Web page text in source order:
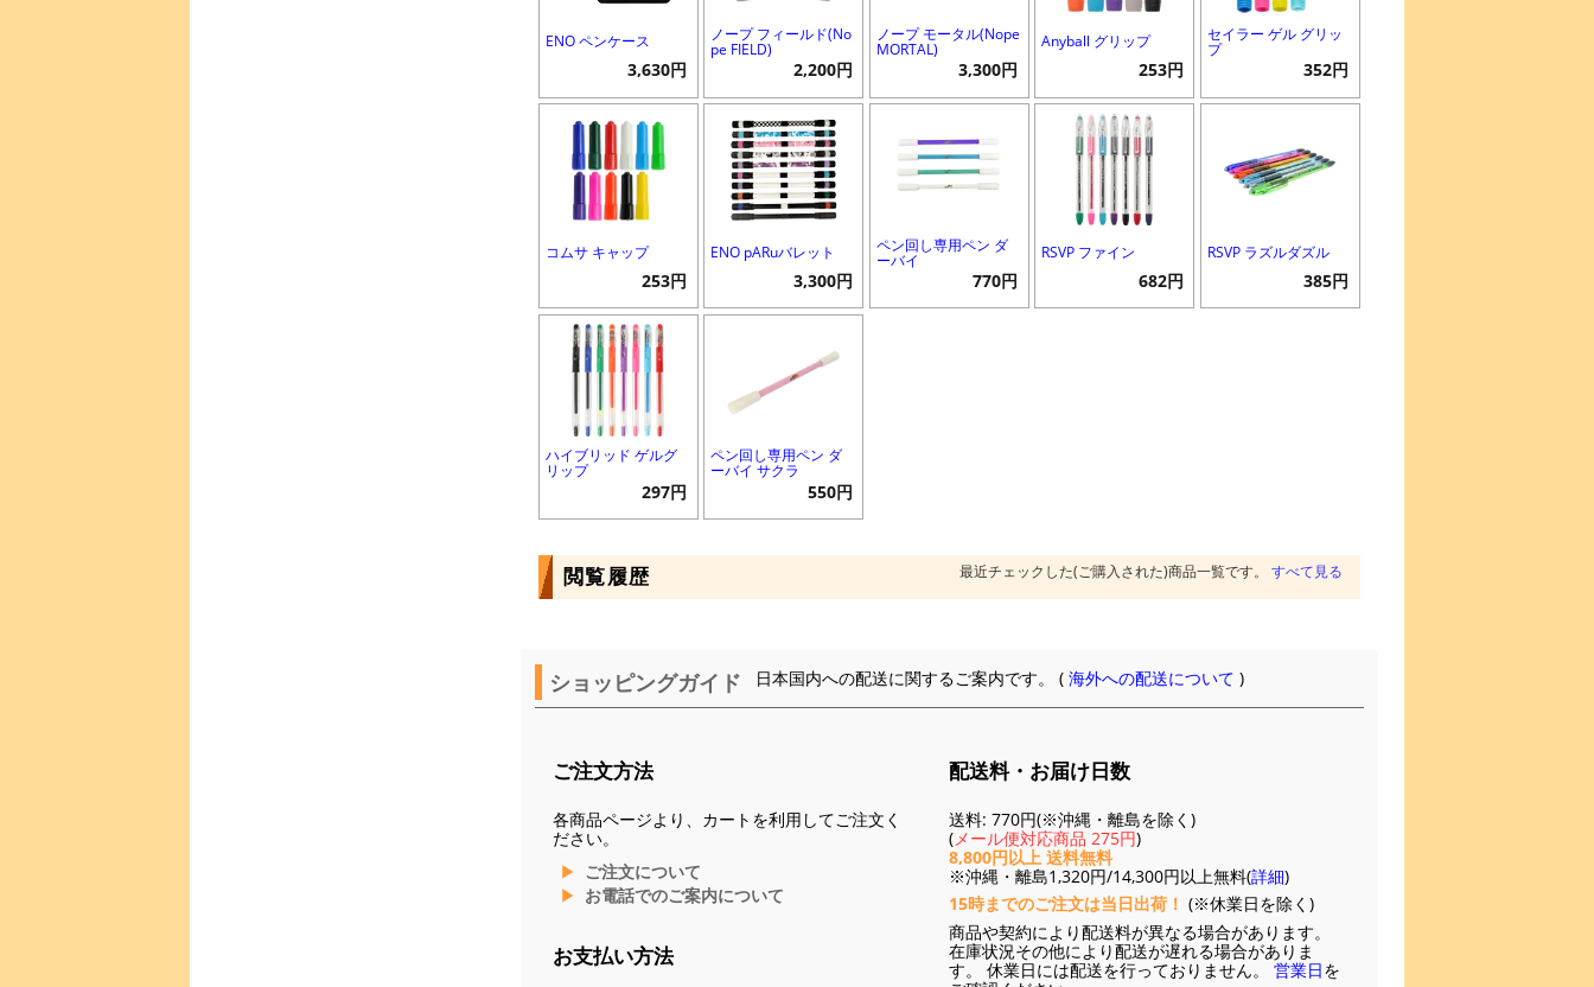
ENO ペンケース
3,630円
ノープ フィールド(No
pe FIELD)
2,200円
ノープ モータル(Nope
MORTAL)
3,300円
Anyball グリップ
253円
セイラー ゲル グリッ
プ
352円
コムサ キャップ
253円
ENO pARuバレット
3,300円
ペン回し専用ペン ダ
ーバイ
770円
RSVP ファイン
682円
RSVP ラズルダズル
385円
ハイブリッド ゲルグ
リップ
297円
ペン回し専用ペン ダ
ーバイ サクラ
550円
閲覧履歴 最近チェックした(ご購入された)商品一覧です。 すべて見る
ショッピングガイド 日本国内への配送に関するご案内です。 (海外への配送について )
ご注文方法
各商品ページより、カートを利用してご注文く
ださい。
ご注文について
お電話でのご案内について
お支払い方法
配送料・お届け日数
送料: 770円(※沖縄・離島を除く)
(メール便対応商品 275円)
8,800円以上 送料無料
※沖縄・離島1,320円/14,300円以上無料(詳細)
15時までのご注文は当日出荷！ (※休業日を除く)
商品や契約により配送料が異なる場合があります。
在庫状況その他により配送が遅れる場合がありま
す。 休業日には配送を行っておりません。 営業日を